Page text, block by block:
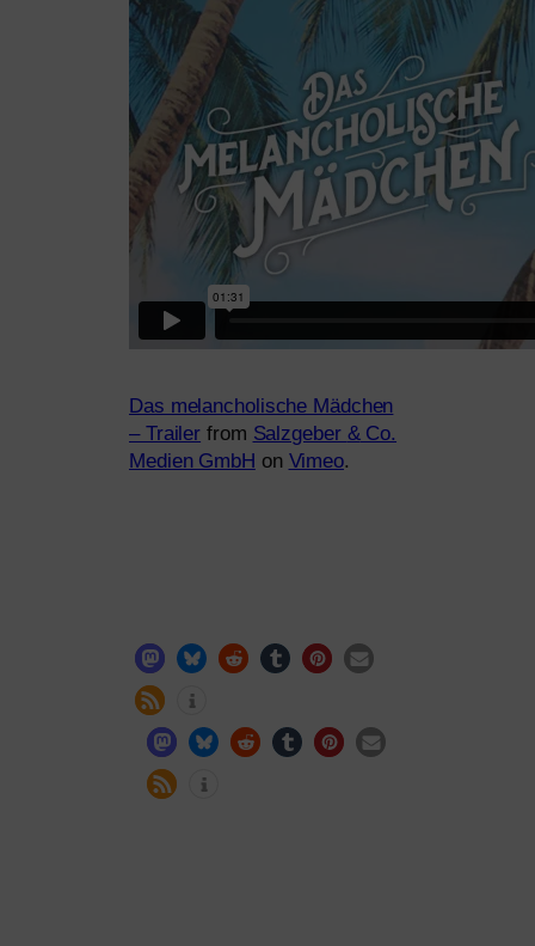
Das melan­cho­li­sche Mädchen
– Trailer from Salzgeber &Co.
Medien GmbH on Vimeo.